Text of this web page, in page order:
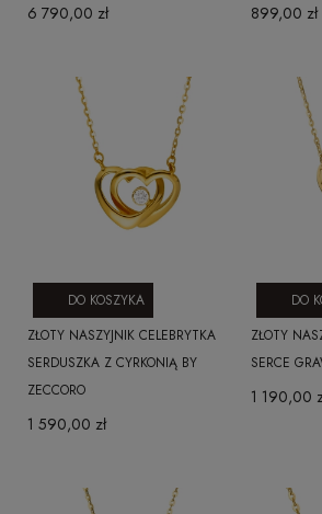
6 790,00 zł 899,00 zł
ZŁOTY NASZYJNIK CELEBRYTKA
SERDUSZKA Z CYRKONIĄ BY
ZECCORO
1 590,00 zł
DO KOSZYKA
ZŁOTY
SERCE
1 190,00
DO